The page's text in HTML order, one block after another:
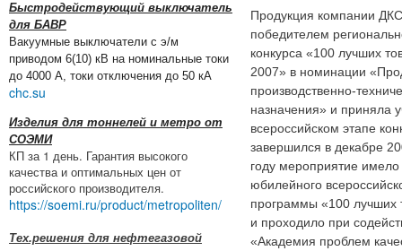
Быстродействующий выключатель
для БАВР
Вакуумные выключатели с э/м
приводом 6(10) кВ на номинальные токи
до 4000 А, токи отключения до 50 кА
chc.su
Изделия для тоннелей и метро от
СОЭМИ
КП за 1 день. Гарантия высокого
качества и оптимальных цен от
российского производителя.
https://soemi.ru/product/metropoliten/
Тех.решения для нефтегазовой
Продукция компании
победителем
конкурса «100 лучших
2007» в номинации
производственно-
назначения» и приняла
всероссийском этапе
завершился в декабре
году мероприятие имело
юбилейного
программы «100 лучших
и проходило при
«Академия проблем